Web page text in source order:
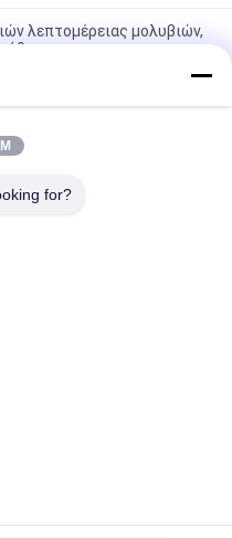
λεπτομέρειας μολυβιών,
ινών διδύμου
το ίδρυμα/το περίγραμμα
βουρτσών
for?